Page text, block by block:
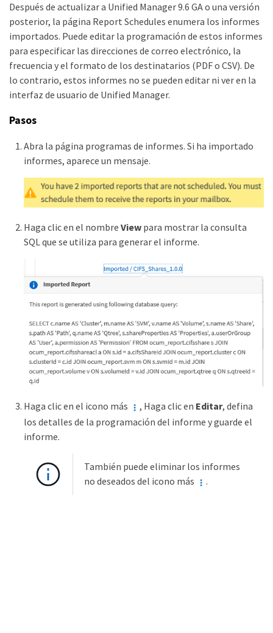
Después de actualizar a Unified Manager 9.6 GA o una versión
posterior, la página Report Schedules enumera los informes
importados. Puede editar la programación de estos informes
para especificar las direcciones de correo electrónico, la
frecuencia y el formato de los destinatarios (PDF o CSV). De
lo contrario, estos informes no se pueden editar ni ver en la
interfaz de usuario de Unified Manager.
Pasos
Abra la página programas de informes. Si ha importado
informes, aparece un mensaje.
Haga clic en el nombre Viewpara mostrar la consulta
SQL que se utiliza para generar el informe.
Haga clic en el icono más , Haga clic en Editar, defina
los detalles de la programación del informe y guarde el
informe.
También puede eliminar los informes
no deseados del icono más
.